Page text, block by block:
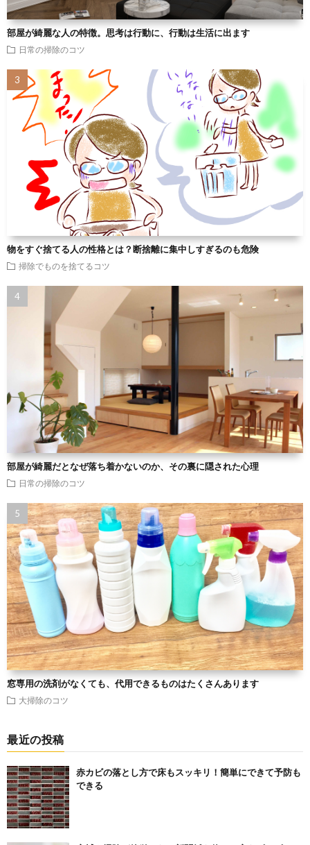
部屋が綺麗な人の特徴。思考は行動に、行動は生活に出ます
日常の掃除のコツ
物をすぐ捨てる人の性格とは？断捨離に集中しすぎるのも危険
掃除でものを捨てるコツ
部屋が綺麗だとなぜ落ち着かないのか、その裏に隠された心理
日常の掃除のコツ
窓専用の洗剤がなくても、代用できるものはたくさんあります
大掃除のコツ
最近の投稿
赤カビの落とし方で床もスッキリ！簡単にできて予防も
できる